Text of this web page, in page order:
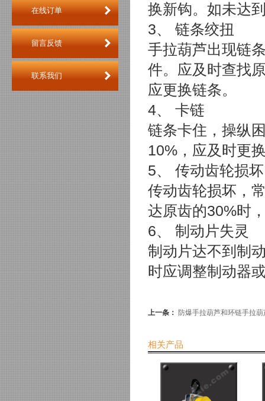
在线订单
留言反馈
联系我们
换新钩。如未达
3、 链条绞扭
手拉葫芦出现链
件。应及时查找
应更换链条。
4、 卡链
链条卡住，操纵
10%，应及时更
5、 传动齿轮损坏
传动齿轮损坏，
达原齿的30%时
6、 制动片失灵
制动片达不到制
时应调整制动器
上一条： 防爆手拉葫芦和环链手拉
相关产品